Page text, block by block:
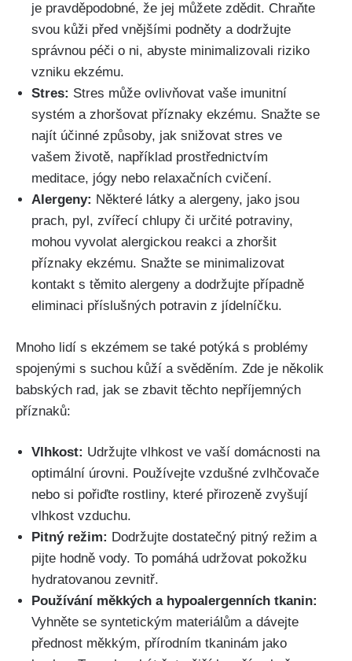
je pravděpodobné, že jej ‌můžete zdědit. Chraňte
svou kůži před vnějšími podněty ​a dodržujte
správnou péči o ni,​ abyste minimalizovali riziko
vzniku ekzému.
Stres: Stres může ovlivňovat vaše‌ imunitní
systém a zhoršovat příznaky ekzému. Snažte se
najít účinné způsoby, jak snižovat‌ stres ve
vašem životě, například prostřednictvím
‌meditace, ‍jógy nebo relaxačních cvičení.
Alergeny: Některé látky a alergeny, jako jsou
prach, ⁤pyl, zvířecí chlupy či určité potraviny,‌
mohou vyvolat ⁢alergickou reakci a​ zhoršit
příznaky ekzému. Snažte se⁣ minimalizovat
‍kontakt s těmito alergeny a dodržujte případně
eliminaci příslušných potravin z jídelníčku.
Mnoho lidí s​ ekzémem se také potýká s problémy
spojenými s suchou ⁤kůží a svěděním. Zde je několik
babských⁣ rad, jak se zbavit těchto ⁣nepříjemných
příznaků:
Vlhkost: Udržujte vlhkost⁣ ve vaší domácnosti na
optimální úrovni.‍ Používejte ⁤vzdušné zvlhčovače
nebo si pořiďte rostliny, které přirozeně zvyšují
vlhkost vzduchu.
Pitný režim: Dodržujte dostatečný pitný⁤ režim a
pijte⁢ hodně​ vody. To ⁢pomáhá ‍udržovat pokožku
hydratovanou zevnitř.
Používání měkkých a hypoalergenních tkanin:
Vyhněte se syntetickým materiálům a dávejte
přednost měkkým, přírodním tkaninám jako